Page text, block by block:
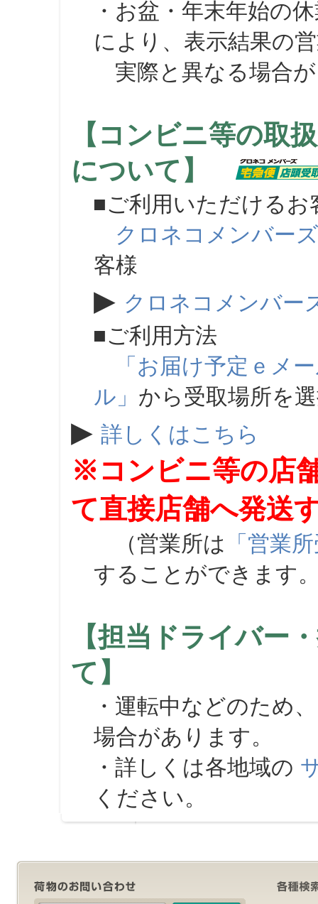
・お盆・年末年始の
により、表示結果の
実際と異なる場合が
【コンビニ等の取
について】
■ご利用いただけるお
クロネコメンバーズ
客様
▶ クロネコメンバー
■ご利用方法
「お届け予定ｅメ
ル」 から受取場所を
▶ 詳しくはこちら
※コンビニ等の店
て直接店舗へ発送
（営業所は 「営業
することができます
【担当ドライバー
て】
・運転中などのため
場合があります。
・詳しくは各地域の
ください。